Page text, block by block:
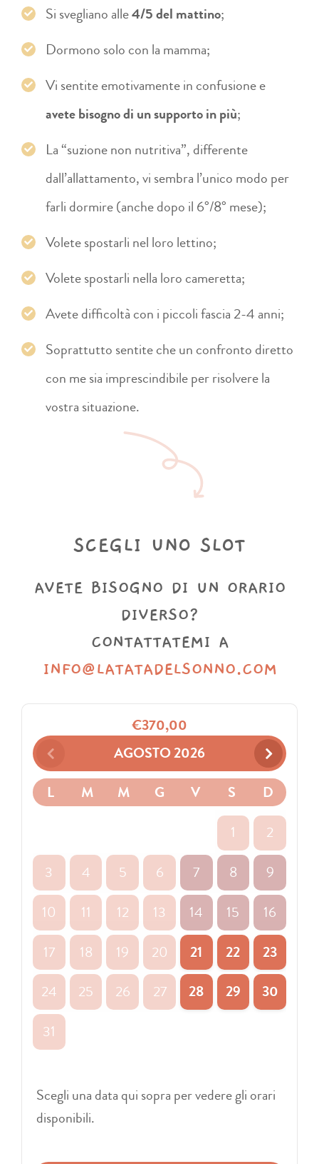
Si svegliano alle4/5 del mattino;
Dormono solo con la mamma;
Vi sentite emotivamente in confusione e
avete bisogno di un supporto in più;
La “suzione non nutritiva”, differente
dall’allattamento, vi sembra l’unico modo per
farli dormire (anche dopo il 6°/8° mese);
Volete spostarli nel loro lettino;
Volete spostarli nella loro cameretta;
Avete difficoltà con i piccoli fascia 2-4 anni;
Soprattutto sentite che un confronto diretto
con me sia imprescindibile per risolvere la
vostra situazione.
SCEGLI UNO SLOT
AVETE BISOGNO DI UN ORARIO
DIVERSO?
CONTATTATEMI A
INFO@LATATADELSONNO.COM
€370,00
AGOSTO2026
L
M M G V S D
1
2
3
4 5 6 7 8
9
10
11 12 13 14 15
16
17
18 19 20 21 22 23
24 25 26 27 28 29 30
31
Scegli una data qui sopra per vedere gli orari
disponibili.